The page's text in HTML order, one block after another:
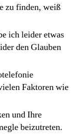
zu finden, weiß
ich leider etwas
den Glauben
Faktoren wie
und Ihre
beizutreten.